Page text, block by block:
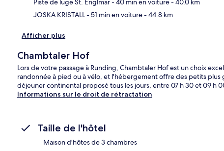
JOSKA KRISTALL- 51 min en voiture- 44.8 km
Afficher plus
Chambtaler Hof
Lors de votre passage à Runding, Chambtaler Hof est un choix
randonnée à pied ou à vélo, et l'hébergement offre des petits
déjeuner continental proposé tous les jours, entre 07 h 30 et 09 h
Informations sur le droit de rétractation
Taille de l'hôtel
Maison d'hôtes de 3 chambres